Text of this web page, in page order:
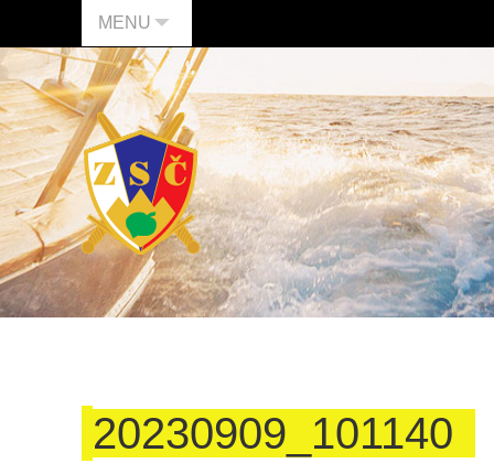
MENU
20230909_101140